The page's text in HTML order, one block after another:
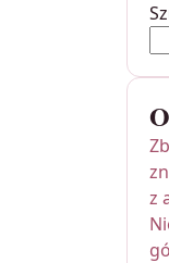
z